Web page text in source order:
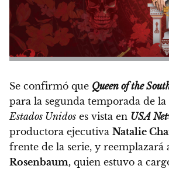
Se confirmó que Queen of the
para la segunda temporada de la
Estados Unidos es vista en USA
productora ejecutiva Natalie
frente de la serie, y reemplazará
Rosenbaum, quien estuvo a